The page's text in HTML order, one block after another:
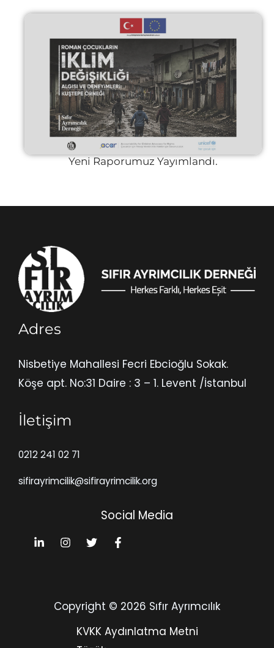
Yeni Raporumuz Yayımlandı.
Adres
Nisbetiye Mahallesi Fecri Ebcioğlu Sokak.
Köşe apt. No:31 Daire : 3 – 1. Levent /İstanbul
İletişim
0212 241 02 71
sifirayrimcilik@sifirayrimcilik.org
Social Media
Copyright © 2026 Sıfır Ayrımcılık
KVKK Aydınlatma Metni